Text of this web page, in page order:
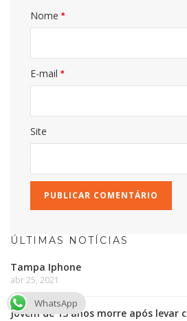
Nome*
E-mail*
Site
ÚLTIMAS NOTÍCIAS
Tampa Iphone
abr 25, 2021
Jovem de 13 anos morre após levar
WhatsApp